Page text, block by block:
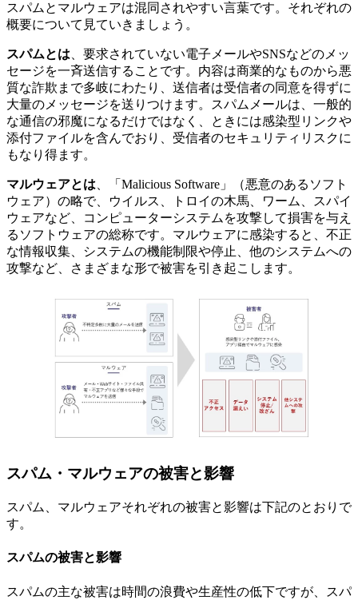
スパムとマルウェアは混同されやすい言葉です。それぞれの
概要について見ていきましょう。
スパムとは 、要求されていない電子メールやSNSなどのメッ
セージを一斉送信することです。内容は商業的なものから悪
質な詐欺まで多岐にわたり、送信者は受信者の同意を得ずに
大量のメッセージを送りつけます。スパムメールは、一般的
な通信の邪魔になるだけではなく、ときには感染型リンクや
添付ファイルを含んでおり、受信者のセキュリティリスクに
もなり得ます。
マルウェアとは 、「Malicious Software」（悪意のあるソフト
ウェア）の略で、ウイルス、トロイの木馬、ワーム、スパイ
ウェアなど、コンピューターシステムを攻撃して損害を与え
るソフトウェアの総称です。マルウェアに感染すると、不正
な情報収集、システムの機能制限や停止、他のシステムへの
攻撃など、さまざまな形で被害を引き起こします。
スパム・マルウェアの被害と影響
スパム、マルウェアそれぞれの被害と影響は下記のとおりで
す。
スパムの被害と影響
スパムの主な被害は時間の浪費や生産性の低下ですが、スパ